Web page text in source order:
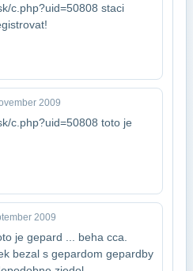
c.php?uid=50808 staci
2009
c.php?uid=50808 toto je
2009
je gepard ... beha cca.
bezal s gepardom gepard​by